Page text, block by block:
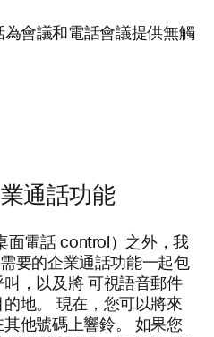
會議和電話會議提供無觸
通話功能
面電話 control）之外，我
要的企業通話功能一起包
，以及將 可視語音郵件
地。 現在，您可以將來
他號碼上響鈴。 如果您